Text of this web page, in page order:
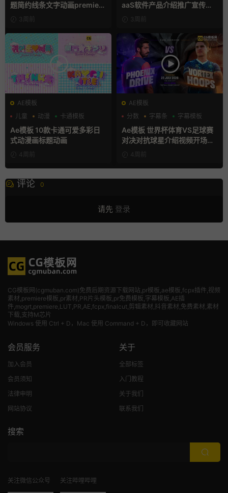
题简约线条文字动画premiere
模板3周前
aaS软件产品介绍推广宣传片A
e模板
3周前
AE模板
儿童
动漫 卡通模板
Ae模板 10款卡通可爱多彩日
式动漫画标题动画
4周前
AE模板
分数
字幕条 字幕模板
Ae模板 世界杯体育VS足球赛
对决对抗球星介绍视频开场片
4周前
评论 0
请先 登录
CG模板网(cgmuban.com)免费后期资源下载网站,pr模板,ae模板,fcpx插件,视频
素材 ,premiere模板,pr素材,PR片头模板,pr免费模板,字幕模板,AE插
件,mogrt,premiere,LUT,PR,AE,fcpx,finalcut,剪辑素材,抖音素材,免费素材,素材
下载,支持M芯片
Windows 使用 Ctrl + D，Mac 使用 Command + D，即可收藏网站
会员服务
加入会员
会员须知
法律申明
网站协议
关于
全部标签
入门教程
关于我们
联系我们
搜索
关注微信公众号 关注哔哩哔哩